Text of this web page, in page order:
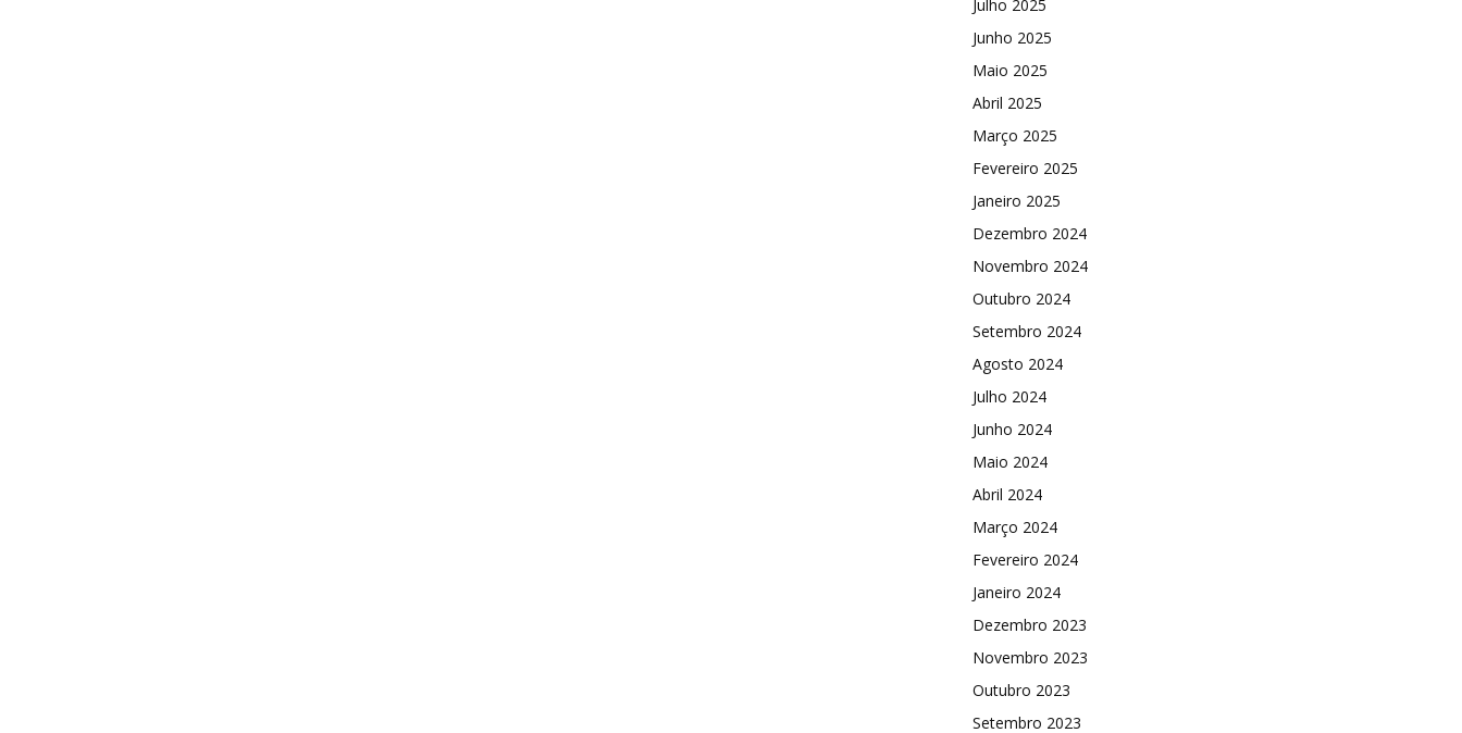
Julho 2025
Junho 2025
Maio 2025
Abril 2025
Março 2025
Fevereiro 2025
Janeiro 2025
Dezembro 2024
Novembro 2024
Outubro 2024
Setembro 2024
Agosto 2024
Julho 2024
Junho 2024
Maio 2024
Abril 2024
Março 2024
Fevereiro 2024
Janeiro 2024
Dezembro 2023
Novembro 2023
Outubro 2023
Setembro 2023